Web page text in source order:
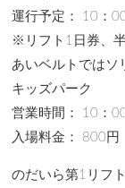
運行予定： 10：
※リフト1日券、
あいベルトではソ
キッズパーク
営業時間： 10：
入場料金： 800
のだいら第1リフ